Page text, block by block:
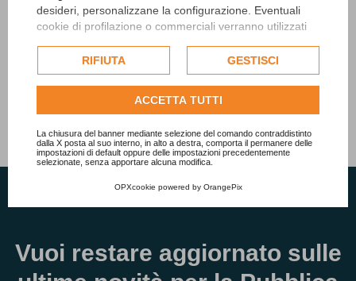
desideri, personalizzane la configurazione. Eventuali
cookie di profilazione o commerciali verranno utilizzati
dell'utente e, se consentito, potrebbero essere utilizzati
per personalizzare gli annunci pubblicitari. Per ulteriori
informazioni su come Google utilizza i dati raccolti,
politica sulla privacy di Google
Consulta l'informativa cookie completa.
RIFIUTA GESTISCI
ACCETTA TUTTI
La chiusura del banner mediante selezione del comando contraddistinto
dalla X posta al suo interno, in alto a destra, comporta il permanere delle
impostazioni di default oppure delle impostazioni precedentemente
selezionate, senza apportare alcuna modifica.
OPXcookie powered by OrangePix
Tutti gli articoli
Vuoi restare aggiornato sulle